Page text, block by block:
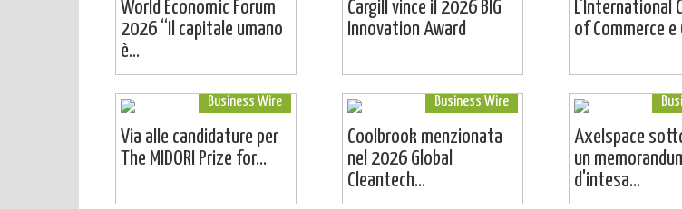
World Economic Forum
2026 “Il capitale umano
è...
Cargill vince il 2026 BIG
Innovation Award
L'International
of Commerce e
Business Wire
Via alle candidature per
The MIDORI Prize for...
Business Wire
Coolbrook menzionata
nel 2026 Global
Cleantech...
Axelspace
un
d'intesa...